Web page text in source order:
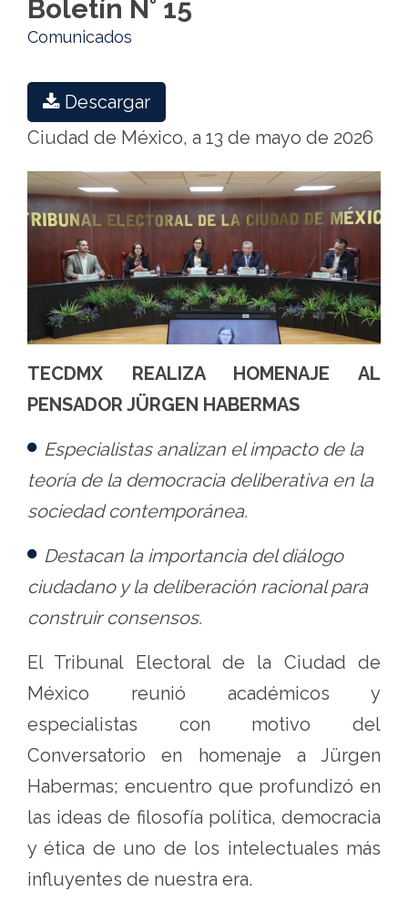
Boletín N° 15
Comunicados
Descargar
Ciudad de México, a 13 de mayo de 2026
TECDMX
REALIZA HOMENAJE AL
PENSADOR JÜRGEN HABERMAS
Especialistas analizan el impacto de la
teoría de la democracia deliberativa en la
sociedad contemporánea.
Destacan la importancia del diálogo
ciudadano y la deliberación racional para
construir consensos.
El Tribunal Electoral de la Ciudad de
México reunió académicos y
especialistas con motivo del
Conversatorio en homenaje a Jürgen
Habermas; encuentro que profundizó en
las ideas de filosofía política, democracia
y ética de uno de los intelectuales más
influyentes de nuestra era.